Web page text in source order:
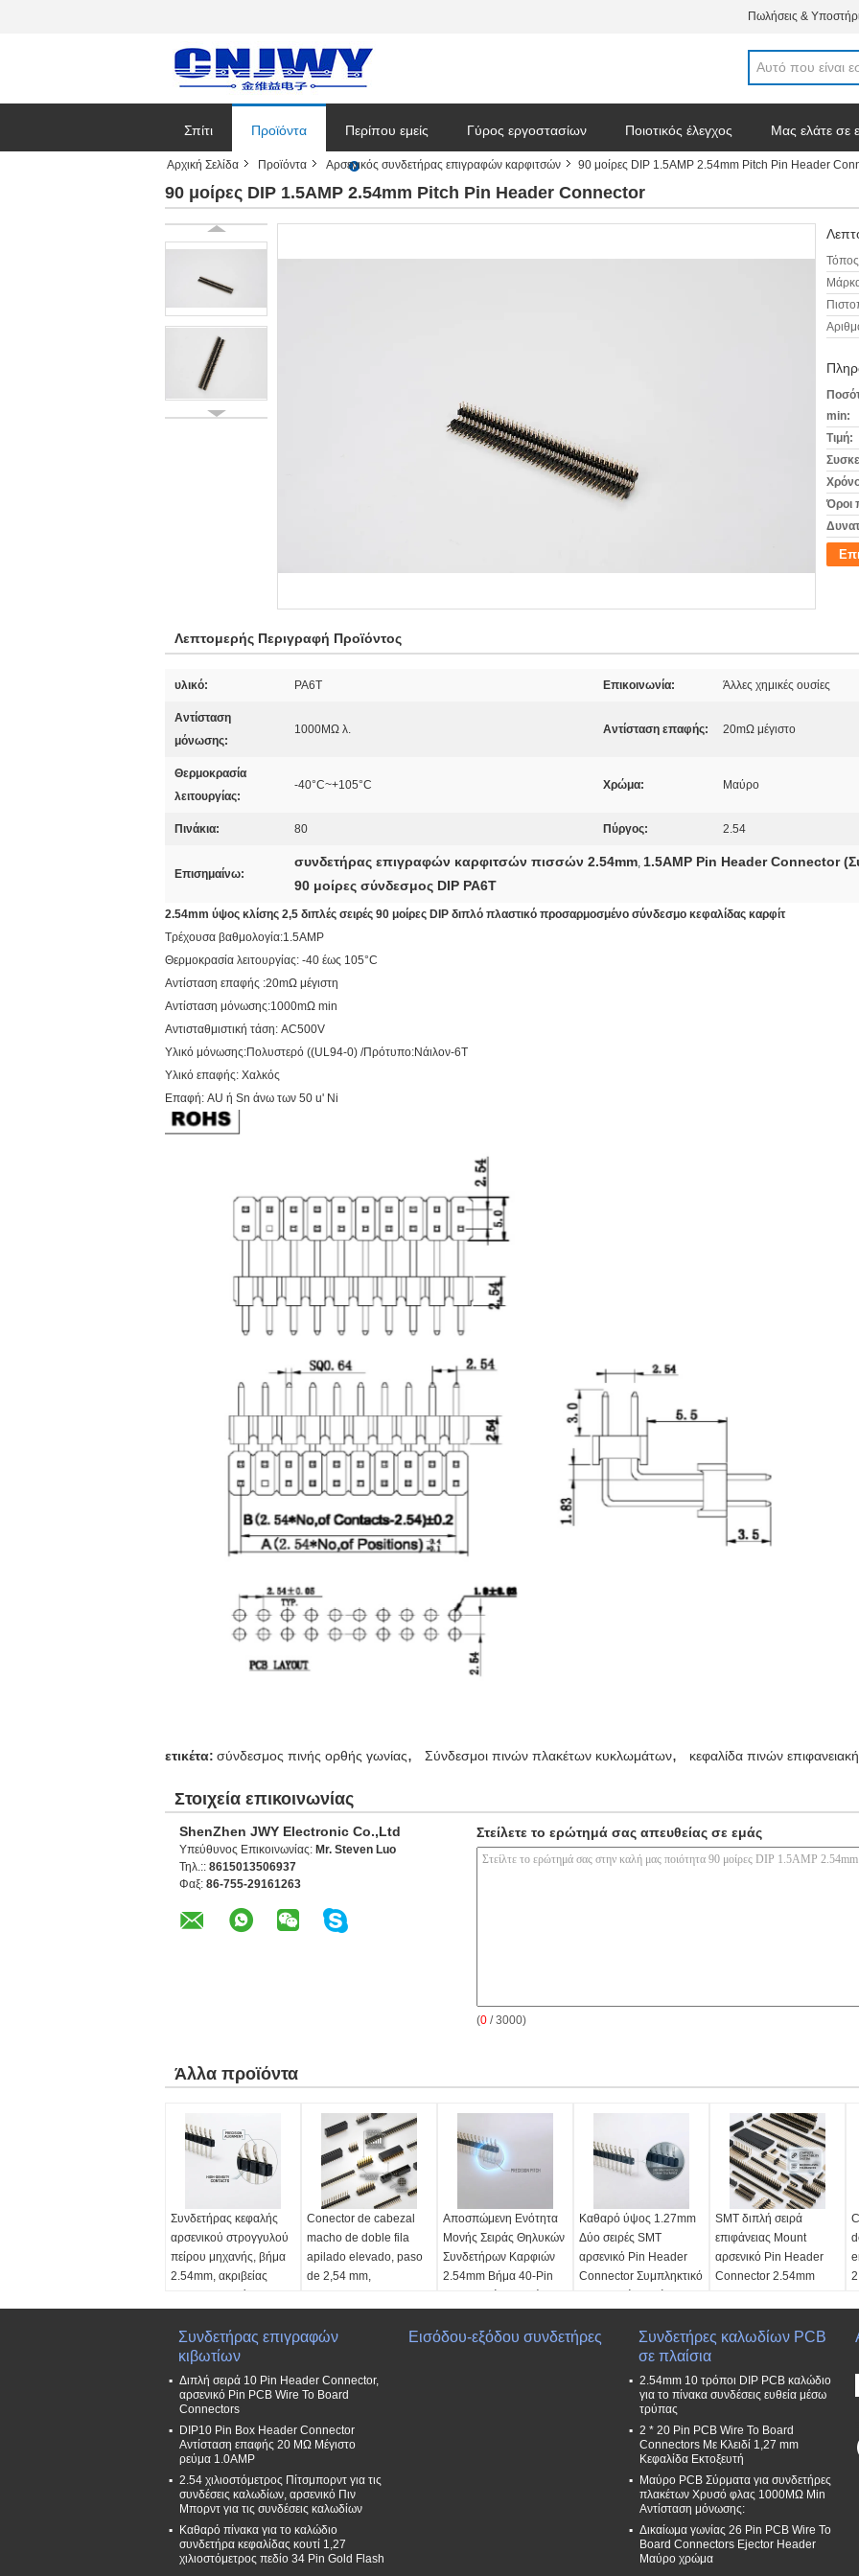
Πωλήσεις &
Σπίτι Προϊόντα Περίπου εμείς Γύρος εργοστασίων Ποιοτικός έλεγχος Μας ελάτε σε
Εταιρικές ειδήσεις
Αρχική Σελίδα Προϊόντα Αρσενικός συνδετήρας επιγραφών καρφιτσών 90 μοίρες DIP 1.5AMP 2.54mm Pitch Pin Header
90 μοίρες DIP 1.5AMP 2.54mm Pitch Pin Header Connector
min:
Τιμή:
Όροι
Λεπτομερής Περιγραφή Προϊόντος
υλικό: PA6T Επικοινωνία: Άλλες χημικές ουσίες
Αντίσταση
μόνωσης:
1000MΩ λ. Αντίσταση επαφής: 20mΩ μέγιστο
Θερμοκρασία
λειτουργίας:
-40°C~+105°C Χρώμα: Μαύρο
Πινάκια: 80 Πύργος: 2.54
Επισημαίνω:
συνδετήρας επιγραφών καρφιτσών πισσών 2.54mm, 1.5AMP Pin Header Connector
90 μοίρες σύνδεσμος DIP PA6T
2.54mm ύψος κλίσης 2,5 διπλές σειρές 90 μοίρες DIP διπλό πλαστικό προσαρμοσμένο σύνδεσμο κεφαλίδας καρφίτ
Τρέχουσα βαθμολογία:1.5AMP
Θερμοκρασία λειτουργίας: -40 έως 105°C
Αντίσταση επαφής :20mΩ μέγιστη
Αντίσταση μόνωσης:1000mΩ min
Αντισταθμιστική τάση: AC500V
Υλικό μόνωσης:Πολυστερό ((UL94-0) /Πρότυπο:Νάιλον-6T
Υλικό επαφής: Χαλκός
Επαφή: AU ή Sn άνω των 50 u' Ni
ετικέτα: σύνδεσμος πινής ορθής γωνίας, Σύνδεσμοι πινών πλακέτων κυκλωμάτων, κεφαλίδα πινών
Στοιχεία επικοινωνίας
ShenZhen JWY Electronic Co.,Ltd
Υπεύθυνος Επικοινωνίας: Mr. Steven Luo
Τηλ.:: 8615013506937
Φαξ: 86-755-29161263
Στείλετε το ερώτημά σας απευθείας σε εμάς
(0 / 3000)
Άλλα προϊόντα
Συνδετήρας κεφαλής
αρσενικού στρογγυλού
πείρου μηχανής, βήμα
2.54mm, ακριβείας
PCB
Πίσσα:2,54mm x
2,54mm
Αριθμός σειρών:
Διπλός υπόλοιπος
κόσμος
Εύρος καταμέτρησης
καρφίτσες
Τρέχουσα βαθμολογία:
3.0A
Conector de cabezal
macho de doble fila
apilado elevado, paso
de 2,54 mm,
altura extendida
2,54mm
Αριθμός σειρών:
κόσμος
Εύρος καταμέτρησης
καρφίτσες
Υψόμετρο του μονωτή:
7,0-25,0mm
Προσαρμόσιμο
Αποσπώμενη Ενότητα
Μονής Σειράς Θηλυκών
Συνδετήρων Καρφιών
2.54mm Βήμα 40-Pin
Αριθμός σειρών:Μονή
Καθαρό ύψος 1.27mm
Δύο σειρές SMT
αρσενικό Pin Header
Connector Συμπληκτικό
Πίσσα:
1,27mm x
Αριθμός σειρών:
Διπλός υπόλοιπος
Εύρος καταμέτρησης
καρφιτσών:10-100
Τρέχουσα βαθμολογία:
SMT διπλή σειρά
επιφάνειας Mount
αρσενικό Pin Header
Connector 2.54mm
Πίσσα:2,54mm x
Αριθμός σειρών:
Διπλός υπόλοιπος
Εύρος καταμέτρησης
καρφιτσών:4-80
Τρέχουσα βαθμολογία:
2.5α
Συνδετήρας επιγραφών
κιβωτίων
Διπλή σειρά 10 Pin Header Connector,
αρσενικό Pin PCB Wire To Board
Connectors
DIP10 Pin Box Header Connector
Αντίσταση επαφής 20 MΩ Μέγιστο
ρεύμα 1.0AMP
2.54 χιλιοστόμετρος Πίτσμπορντ για τις
συνδέσεις καλωδίων, αρσενικό Πιν
Μπορντ για τις συνδέσεις καλωδίων
Καθαρό πίνακα για το καλώδιο
συνδετήρα κεφαλίδας κουτί 1,27
χιλιοστόμετρος πεδίο 34 Pin Gold Flash
Εισόδου-εξόδου συνδετήρες
Συνδετήρες καλωδίων PCB
σε πλαίσια
2.54mm 10 τρόποι DIP PCB καλώδιο
για το πίνακα συνδέσεις ευθεία μέσω
τρύπας
2 * 20 Pin PCB Wire To Board
Connectors Με Κλειδί 1,27 mm
Κεφαλίδα Εκτοξευτή
Μαύρο PCB Σύρματα για συνδετήρες
πλακέτων Χρυσό φλας 1000MΩ Min
Αντίσταση μόνωσης:
Δικαίωμα γωνίας 26 Pin PCB Wire To
Board Connectors Ejector Header
Μαύρο χρώμα